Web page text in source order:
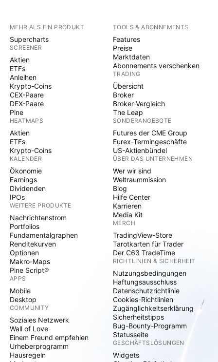
MEHR ALS EIN PRODUKT
Supercharts
SCREENER
Aktien
ETFs
Anleihen
Krypto-Coins
CEX-Paare
DEX-Paare
Pine
HEATMAPS
Aktien
ETFs
Krypto-Coins
KALENDER
Ökonomie
Earnings
Dividenden
IPOs
WEITERE PRODUKTE
Nachrichtenstrom
Portfolios
Fundamentalgraphen
Renditekurven
Optionen
Makro-Maps
Pine Script®
APPS
Mobile
Desktop
COMMUNITY
Soziales Netzwerk
Wall of Love
Einem Freund empfehlen
Urheberprogramm
Hausregeln
TOOLS & ABONNEMENTS
Features
Preise
Marktdaten
Abonnements verschenken
TRADING
Übersicht
Broker
Broker-Vergleich
The Leap
SONDERANGEBOTE
Futures der CME Group
Eurex-Termingeschäfte
US-Aktienbündel
ÜBER DAS UNTERNEHMEN
Wer wir sind
Weltraummission
Blog
Hilfe Center
Karrieren
Media Kit
MERCH
TradingView-Store
Tarotkarten für Trader
Der C63 TradeTime
RICHTLINIEN & SICHERHEIT
Nutzungsbedingungen
Haftungsausschluss
Datenschutzrichtlinie
Cookies-Richtlinien
Zugänglichkeitserklärung
Sicherheitstipps
Bug-Bounty-Programm
Statusseite
GESCHÄFTSLÖSUNGEN
Widgets